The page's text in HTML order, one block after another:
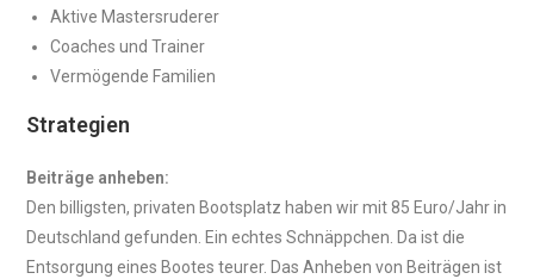
Aktive Mastersruderer
Coaches und Trainer
Vermögende Familien
Strategien
Beiträge anheben:
Den billigsten, privaten Bootsplatz haben wir mit 85 Euro/Jahr in
Deutschland gefunden. Ein echtes Schnäppchen. Da ist die
Entsorgung eines Bootes teurer. Das Anheben von Beiträgen ist